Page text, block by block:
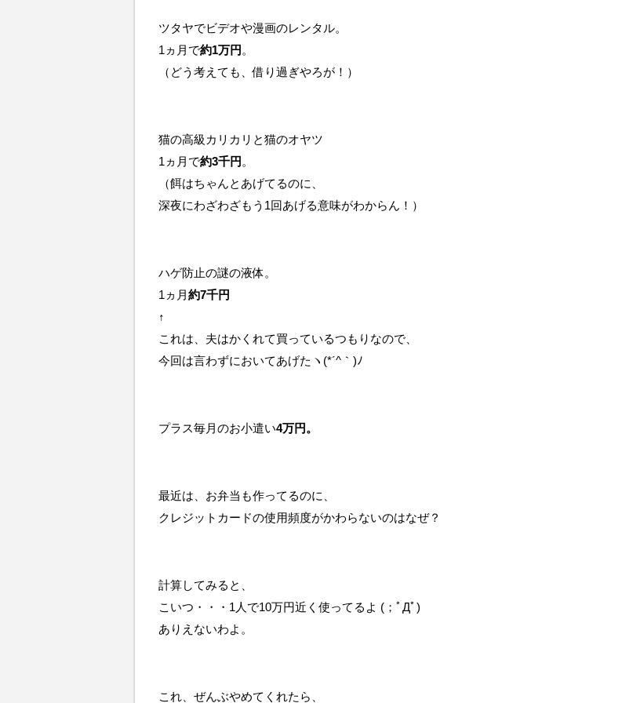
ツタヤでビデオや漫画のレンタル。
1ヵ月で約1万円 。
（どう考えても、借り過ぎやろが！）
猫の高級カリカリと猫のオヤツ
1ヵ月で約3千円 。
（餌はちゃんとあげてるのに、
深夜にわざわざもう1回あげる意味がわからん！）
ハゲ防止の謎の液体。
1ヵ月約7千円
↑
これは、夫はかくれて買っているつもりなので、
今回は言わずにおいてあげたヽ(*´^｀)ﾉ
プラス毎月のお小遣い4万円。
最近は、お弁当も作ってるのに、
クレジットカードの使用頻度がかわらないのはなぜ？
計算してみると、
こいつ・・・1人で10万円近く使ってるよ (；ﾟДﾟ)
ありえないわよ。
これ、ぜんぶやめてくれたら、